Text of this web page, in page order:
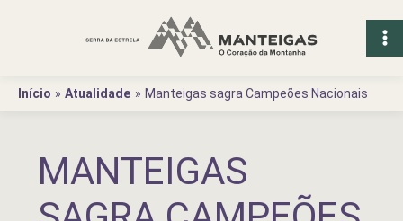
Início
Atualidade Manteigas sagra Campeões Nacionais
MANTEIGAS